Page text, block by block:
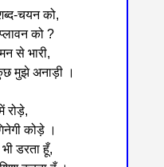
चयन को,
को ?
से भारी,
मुझे अनाड़ी ।
रोड़े,
कोड़े ।
डरता हूँ,